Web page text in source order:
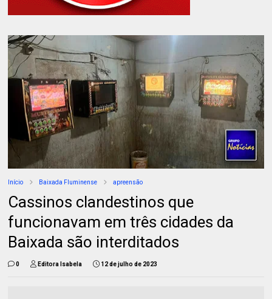
Início Baixada Fluminense apreensão
Cassinos clandestinos que
funcionavam em três cidades da
Baixada são interditados
0 Editora Isabela 12 de julho de 2023